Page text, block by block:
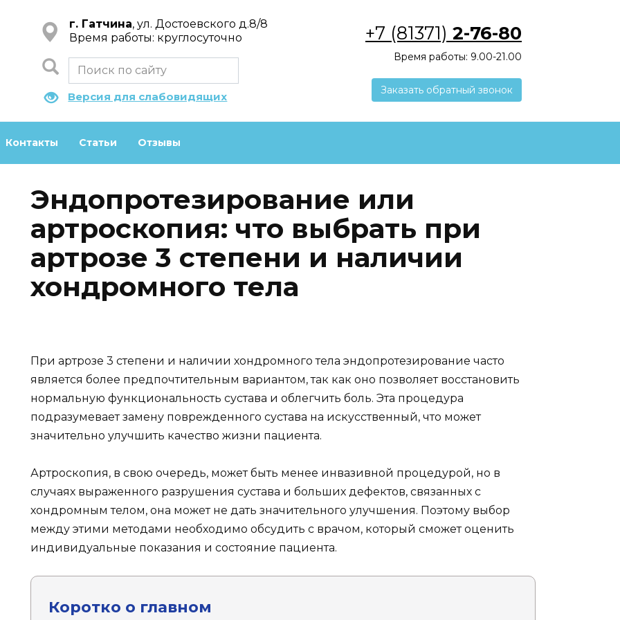
г. Гатчина, ул. Достоевского д.8/8
Время работы: круглосуточно
Версия для слабовидящих
+7 (81371) 2-76-80
Время работы: 9.00-21.00
Заказать обратный звонок
Контакты Статьи Отзывы
Эндопротезирование или
артроскопия: что выбрать при
артрозе 3 степени и наличии
хондромного тела
При артрозе 3 степени и наличии хондромного тела эндопротезирование часто
является более предпочтительным вариантом, так как оно позволяет восстановить
нормальную функциональность сустава и облегчить боль. Эта процедура
подразумевает замену поврежденного сустава на искусственный, что может
значительно улучшить качество жизни пациента.
Артроскопия, в свою очередь, может быть менее инвазивной процедурой, но в
случаях выраженного разрушения сустава и больших дефектов, связанных с
хондромным телом, она может не дать значительного улучшения. Поэтому выбор
между этими методами необходимо обсудить с врачом, который сможет оценить
индивидуальные показания и состояние пациента.
Коротко о главном